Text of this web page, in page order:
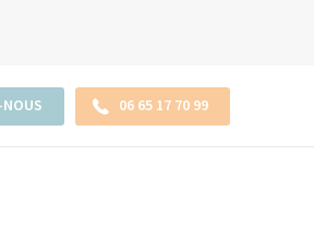
06 65 17 70 99